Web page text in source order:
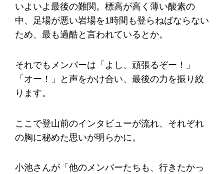
いよいよ最後の難関。標高が高く薄い酸素の
中、足場が悪い岩場を1時間も登らねばならない
ため、最も過酷と言われているとか。
それでもメンバーは「よし、頑張るぞー！」
「オー！」と声をかけ合い、最後の力を振り絞
ります。
ここで登山前のインタビューが流れ、それぞれ
の胸に秘めた思いが明らかに。
小池さんが「他のメンバーたちも、行きたかっ